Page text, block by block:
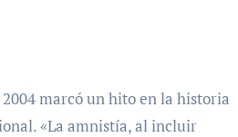
marcó un hito en la historia
«La amnistía, al incluir